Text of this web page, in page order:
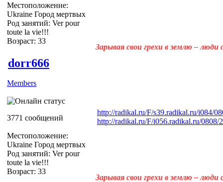
Местоположение:
Ukraine Город мертвых
Род занятий: Ver pour
toute la vie!!!
Возраст: 33
Зарывая свои грехи в землю –
dorr666
Members
3771 сообщений
Местоположение:
Ukraine Город мертвых
Род занятий: Ver pour
toute la vie!!!
Возраст: 33
http://radikal.ru/F/s39.radikal.ru/i084/
http://radikal.ru/F/i056.radikal.ru/0808/
Зарывая свои грехи в землю –